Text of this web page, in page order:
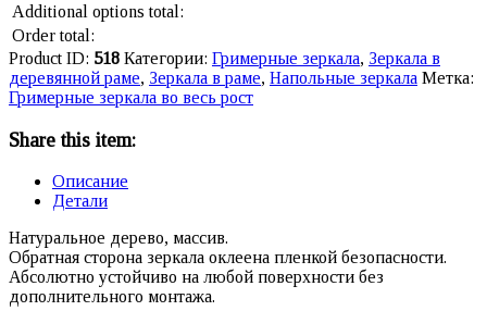
Additional options total:
Order total:
Product ID: 518 Категории: Гримерные зеркала, Зеркала в
деревянной раме, Зеркала в раме, Напольные зеркала Метка:
Гримерные зеркала во весь рост
Share this item:
Описание
Детали
Натуральное дерево, массив.
Обратная сторона зеркала оклеена пленкой безопасности.
Абсолютно устойчиво на любой поверхности без
дополнительного монтажа.